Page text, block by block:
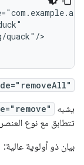
quack"/>
يشبه
تتطابق مع نوع
بيان ذو أولوية عالية: